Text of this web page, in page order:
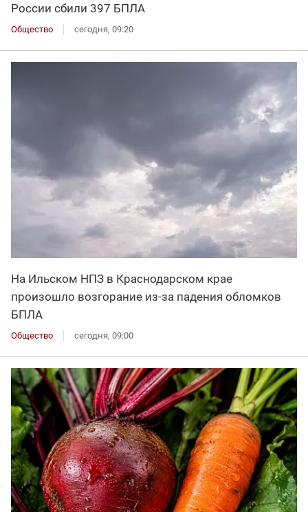
России сбили 397 БПЛА
Общество сегодня, 09:20
На Ильском НПЗ в Краснодарском крае
произошло возгорание из-за падения обломков
БПЛА
Общество сегодня, 09:00